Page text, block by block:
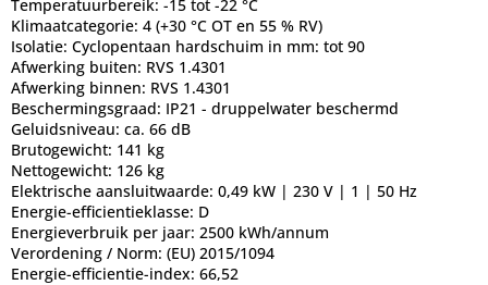
Temperatuurbereik: -15 tot -22 °C
Klimaatcategorie: 4 (+30 °C OT en 55 % RV)
Isolatie: Cyclopentaan hardschuim in mm: tot 90
Afwerking buiten: RVS 1.4301
Afwerking binnen: RVS 1.4301
Beschermingsgraad: IP21 - druppelwater beschermd
Geluidsniveau: ca. 66 dB
Brutogewicht: 141 kg
Nettogewicht: 126 kg
Elektrische aansluitwaarde: 0,49 kW | 230 V | 1 | 50 Hz
Energie-efficientieklasse: D
Energieverbruik per jaar: 2500 kWh/annum
Verordening / Norm: (EU) 2015/1094
Energie-efficientie-index: 66,52